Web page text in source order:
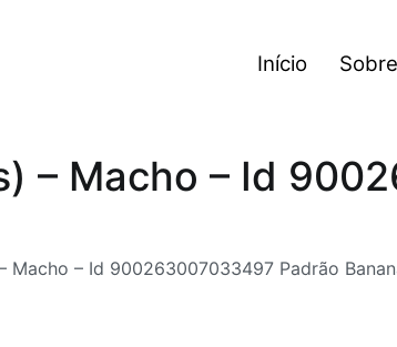
Início
– Macho – Id
Macho – Id 900263007033497 Padrão